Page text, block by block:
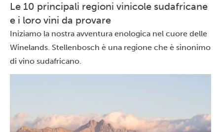
Le 10 principali regioni vinicole sudafricane
e i loro vini da provare
Iniziamo la nostra avventura enologica nel cuore delle
Winelands. Stellenbosch è una regione che è sinonimo
di vino sudafricano.